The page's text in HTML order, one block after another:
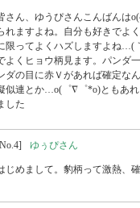
さん、ゆうぴさんこんばんは
れますよね。自分も好きでよ
限ってよくハズしますよね…(
よくヒョウ柄見ます。パンダ
ダの目に赤Ｖがあれば確定な
似連とか…o(゜∇゜*o)ともあ
した
ゆぅぴさん
じめまして。豹柄って激熱、